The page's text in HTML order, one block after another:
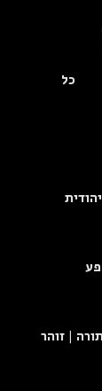
כל
| זוהר